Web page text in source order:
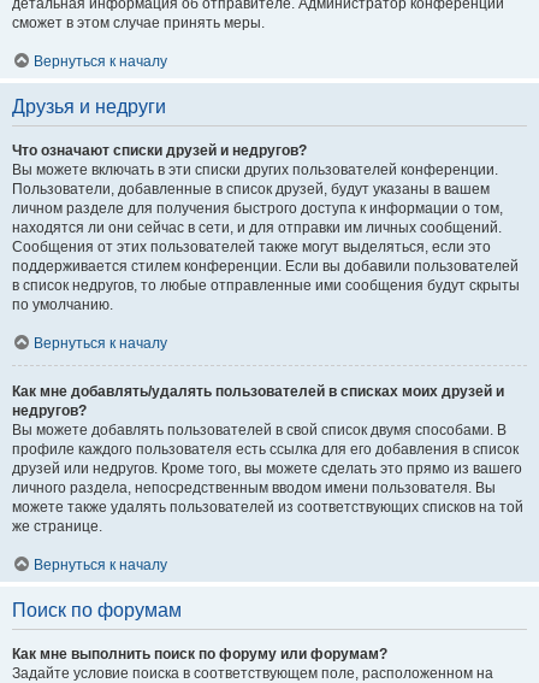
детальная информация об отправителе. Администратор конференции
сможет в этом случае принять меры.
Вернуться к началу
Друзья и недруги
Что означают списки друзей и недругов?
Вы можете включать в эти списки других пользователей конференции.
Пользователи, добавленные в список друзей, будут указаны в вашем
личном разделе для получения быстрого доступа к информации о том,
находятся ли они сейчас в сети, и для отправки им личных сообщений.
Сообщения от этих пользователей также могут выделяться, если это
поддерживается стилем конференции. Если вы добавили пользователей
в список недругов, то любые отправленные ими сообщения будут скрыты
по умолчанию.
Вернуться к началу
Как мне добавлять/удалять пользователей в списках моих друзей и
недругов?
Вы можете добавлять пользователей в свой список двумя способами. В
профиле каждого пользователя есть ссылка для его добавления в список
друзей или недругов. Кроме того, вы можете сделать это прямо из вашего
личного раздела, непосредственным вводом имени пользователя. Вы
можете также удалять пользователей из соответствующих списков на той
же странице.
Вернуться к началу
Поиск по форумам
Как мне выполнить поиск по форуму или форумам?
Задайте условие поиска в соответствующем поле, расположенном на